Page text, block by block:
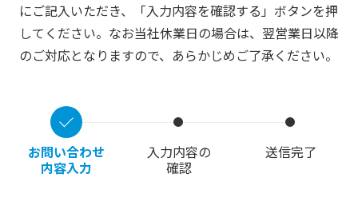
にご記入いただき、
「入力内容を確認する」ボタンを押
してください。 なお当社休業日の場合は、翌営業日以降
のご対応となりますので、あらかじめご了承ください。
お問い合わせ
内容入力
入力内容の
確認
送信完了